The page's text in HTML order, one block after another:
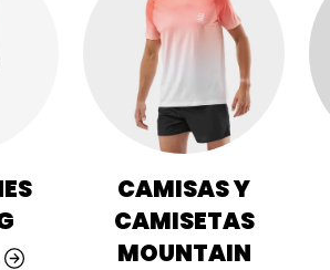
CAMISAS Y
CAMISETAS
MOUNTAIN